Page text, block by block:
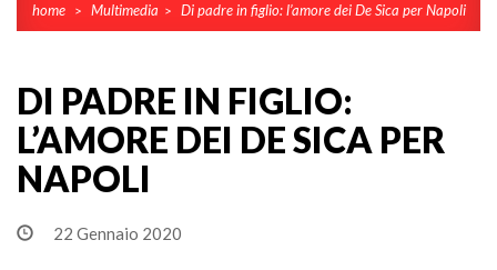
home > Multimedia > Di padre in figlio: l’amore dei De Sica per Napoli
DI PADRE IN FIGLIO:
L’AMORE DEI DE SICA PER
NAPOLI
22 Gennaio 2020